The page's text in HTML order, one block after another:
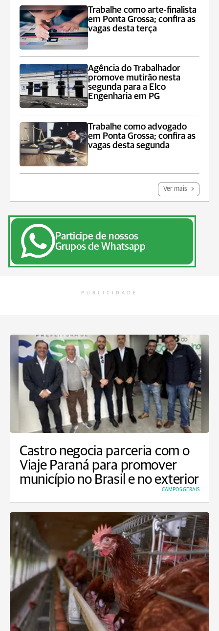
Trabalhe como arte-finalista
em Ponta Grossa; confira as
vagas desta terça
Agência do Trabalhador
promove mutirão nesta
segunda para a Elco
Engenharia em PG
Trabalhe como advogado
em Ponta Grossa; confira as
vagas desta segunda
Ver mais
Participe de nossos
Grupos de Whatsapp
PUBLICIDADE
Castro negocia parceria com o
Viaje Paraná para promover
município no Brasil e no exterior
CAMPOS GERAIS